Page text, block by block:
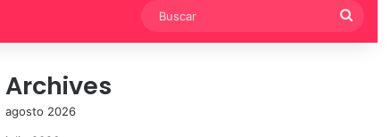
Archives
agosto 2026